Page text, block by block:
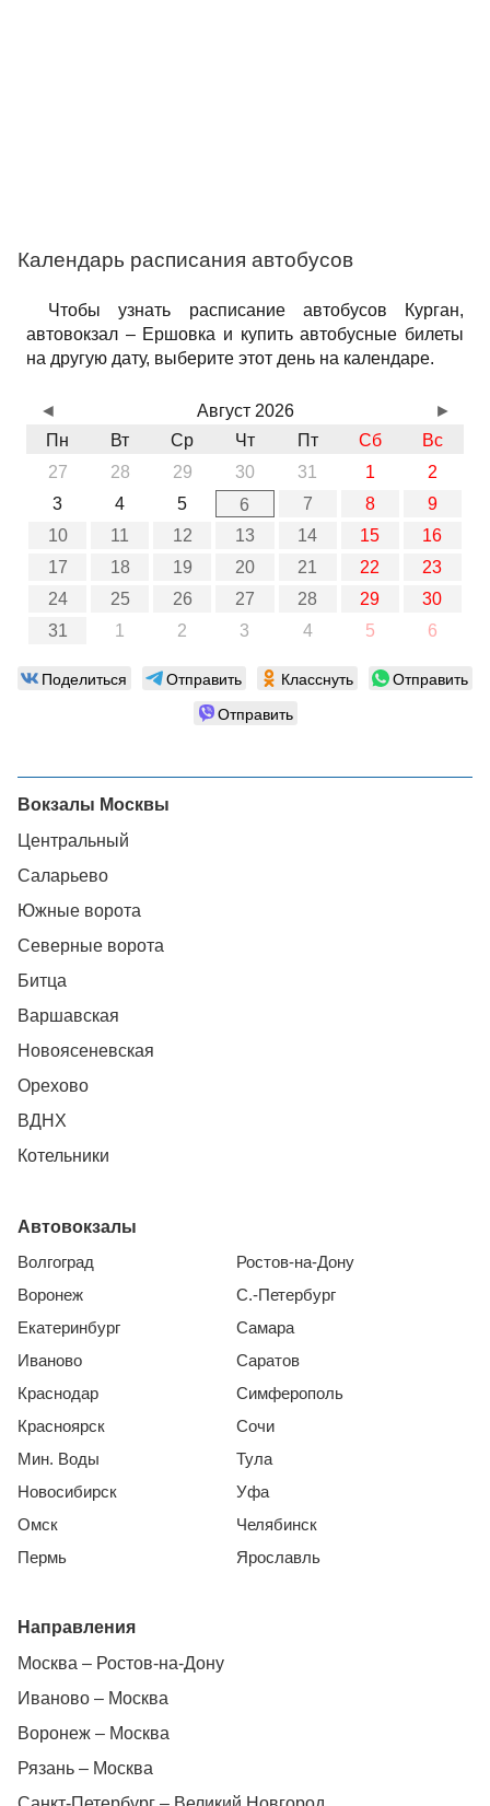
Календарь расписания автобусов
Чтобы узнать расписание автобусов Курган,
автовокзал – Ершовка и купить автобусные билеты
на другую дату, выберите этот день на календаре.
Август 2026
Пн
Вт Ср Чт Пт Сб
Вс
27
28 29 30 31 1
2
3
4 5 6 7 8
9
10
11 12 13 14 15
16
17
18 19 20 21 22
23
24
25 26 27 28 29
30
31
1 2 3 4 5 6
◄ ►
Поделиться Отправить Класснуть
Отправить
Отправить
Вокзалы Москвы
Центральный
Саларьево
Южные ворота
Северные ворота
Битца
Варшавская
Новоясеневская
Орехово
ВДНХ
Котельники
Автовокзалы
Волгоград
Воронеж
Екатеринбург
Иваново
Краснодар
Красноярск
Мин. Воды
Новосибирск
Омск
Пермь
Ростов-на-Дону
С.-Петербург
Самара
Саратов
Симферополь
Сочи
Тула
Уфа
Челябинск
Ярославль
Направления
Москва – Ростов-на-Дону
Иваново – Москва
Воронеж – Москва
Рязань – Москва